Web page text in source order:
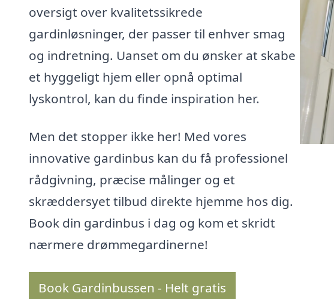
oversigt over kvalitetssikrede
gardinløsninger, der passer til enhver smag
og indretning. Uanset om du ønsker at skabe
et hyggeligt hjem eller opnå optimal
lyskontrol, kan du finde inspiration her.
Men det stopper ikke her! Med vores
innovative gardinbus kan du få professionel
rådgivning, præcise målinger og et
skræddersyet tilbud direkte hjemme hos dig.
Book din gardinbus i dag og kom et skridt
nærmere drømmegardinerne!
Book Gardinbussen - Helt gratis